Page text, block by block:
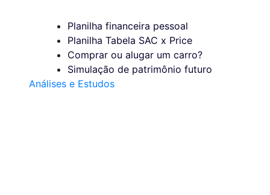
Planilha financeira pessoal
Planilha Tabela SAC x Price
Comprar ou alugar um carro?
Simulação de patrimônio futuro
Análises e Estudos